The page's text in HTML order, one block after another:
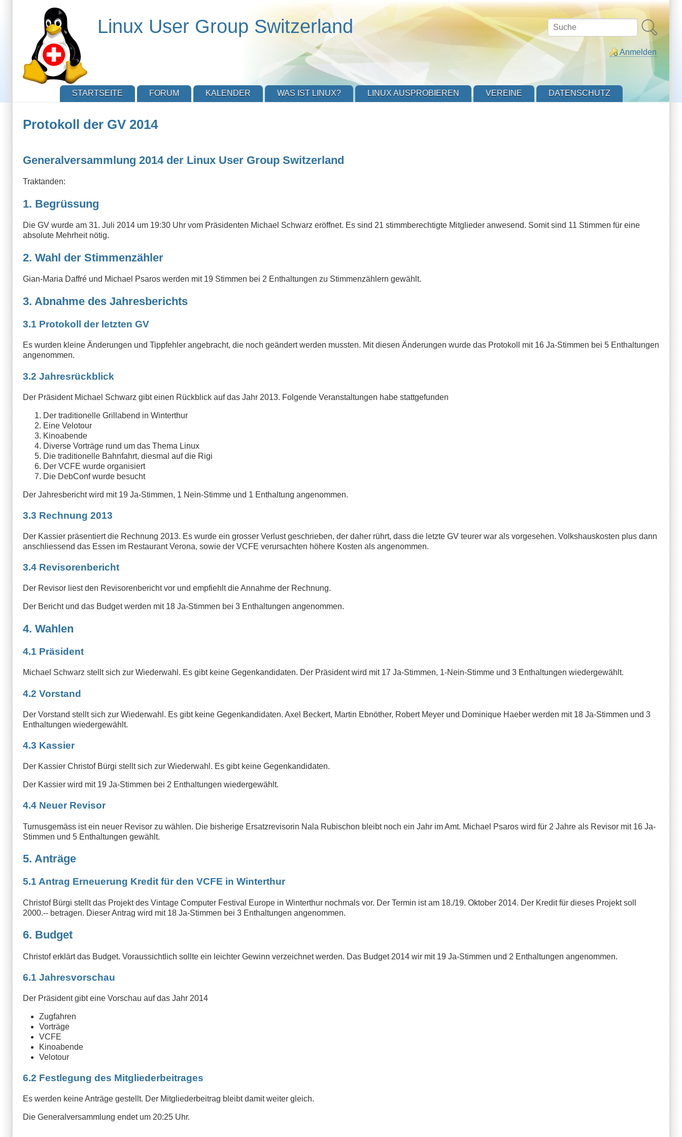
Suche
Anmelden
Linux User Group Switzerland
STARTSEITE FORUM KALENDER WAS IST LINUX? LINUX AUSPROBIEREN VEREINE DATENSCHUTZ
Protokoll der GV 2014
Generalversammlung 2014 der Linux User Group Switzerland
Traktanden:
1. Begrüssung
Die GV wurde am 31. Juli 2014 um 19:30 Uhr vom Präsidenten Michael Schwarz eröffnet. Es sind 21 stimmberechtigte Mitglieder anwesend. Somit sind 11 Stimmen für eine
absolute Mehrheit nötig.
2. Wahl der Stimmenzähler
Gian-Maria Daffré und Michael Psaros werden mit 19 Stimmen bei 2 Enthaltungen zu Stimmenzählern gewählt.
3. Abnahme des Jahresberichts
3.1 Protokoll der letzten GV
Es wurden kleine Änderungen und Tippfehler angebracht, die noch geändert werden mussten. Mit diesen Änderungen wurde das Protokoll mit 16 Ja-Stimmen bei 5 Enthaltungen
angenommen.
3.2 Jahresrückblick
Der Präsident Michael Schwarz gibt einen Rückblick auf das Jahr 2013. Folgende Veranstaltungen habe stattgefunden
Der traditionelle Grillabend in Winterthur
Eine Velotour
Kinoabende
Diverse Vorträge rund um das Thema Linux
Die traditionelle Bahnfahrt, diesmal auf die Rigi
Der VCFE wurde organisiert
Die DebConf wurde besucht
Der Jahresbericht wird mit 19 Ja-Stimmen, 1 Nein-Stimme und 1 Enthaltung angenommen.
3.3 Rechnung 2013
Der Kassier präsentiert die Rechnung 2013. Es wurde ein grosser Verlust geschrieben, der daher rührt, dass die letzte GV teurer war als vorgesehen. Volkshauskosten plus dann
anschliessend das Essen im Restaurant Verona, sowie der VCFE verursachten höhere Kosten als angenommen.
3.4 Revisorenbericht
Der Revisor liest den Revisorenbericht vor und empfiehlt die Annahme der Rechnung.
Der Bericht und das Budget werden mit 18 Ja-Stimmen bei 3 Enthaltungen angenommen.
4. Wahlen
4.1 Präsident
Michael Schwarz stellt sich zur Wiederwahl. Es gibt keine Gegenkandidaten. Der Präsident wird mit 17 Ja-Stimmen, 1-Nein-Stimme und 3 Enthaltungen wiedergewählt.
4.2 Vorstand
Der Vorstand stellt sich zur Wiederwahl. Es gibt keine Gegenkandidaten. Axel Beckert, Martin Ebnöther, Robert Meyer und Dominique Haeber werden mit 18 Ja-Stimmen und 3
Enthaltungen wiedergewählt.
4.3 Kassier
Der Kassier Christof Bürgi stellt sich zur Wiederwahl. Es gibt keine Gegenkandidaten.
Der Kassier wird mit 19 Ja-Stimmen bei 2 Enthaltungen wiedergewählt.
4.4 Neuer Revisor
Turnusgemäss ist ein neuer Revisor zu wählen. Die bisherige Ersatzrevisorin Nala Rubischon bleibt noch ein Jahr im Amt. Michael Psaros wird für 2 Jahre als Revisor mit 16 Ja-
Stimmen und 5 Enthaltungen gewählt.
5. Anträge
5.1 Antrag Erneuerung Kredit für den VCFE in Winterthur
Christof Bürgi stellt das Projekt des Vintage Computer Festival Europe in Winterthur nochmals vor. Der Termin ist am 18./19. Oktober 2014. Der Kredit für dieses Projekt soll
2000.-- betragen. Dieser Antrag wird mit 18 Ja-Stimmen bei 3 Enthaltungen angenommen.
6. Budget
Christof erklärt das Budget. Voraussichtlich sollte ein leichter Gewinn verzeichnet werden. Das Budget 2014 wir mit 19 Ja-Stimmen und 2 Enthaltungen angenommen.
6.1 Jahresvorschau
Der Präsident gibt eine Vorschau auf das Jahr 2014
Zugfahren
Vorträge
VCFE
Kinoabende
Velotour
6.2 Festlegung des Mitgliederbeitrages
Es werden keine Anträge gestellt. Der Mitgliederbeitrag bleibt damit weiter gleich.
Die Generalversammlung endet um 20:25 Uhr.